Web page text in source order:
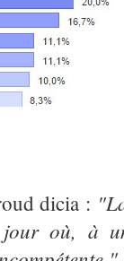
dicia :
où, à